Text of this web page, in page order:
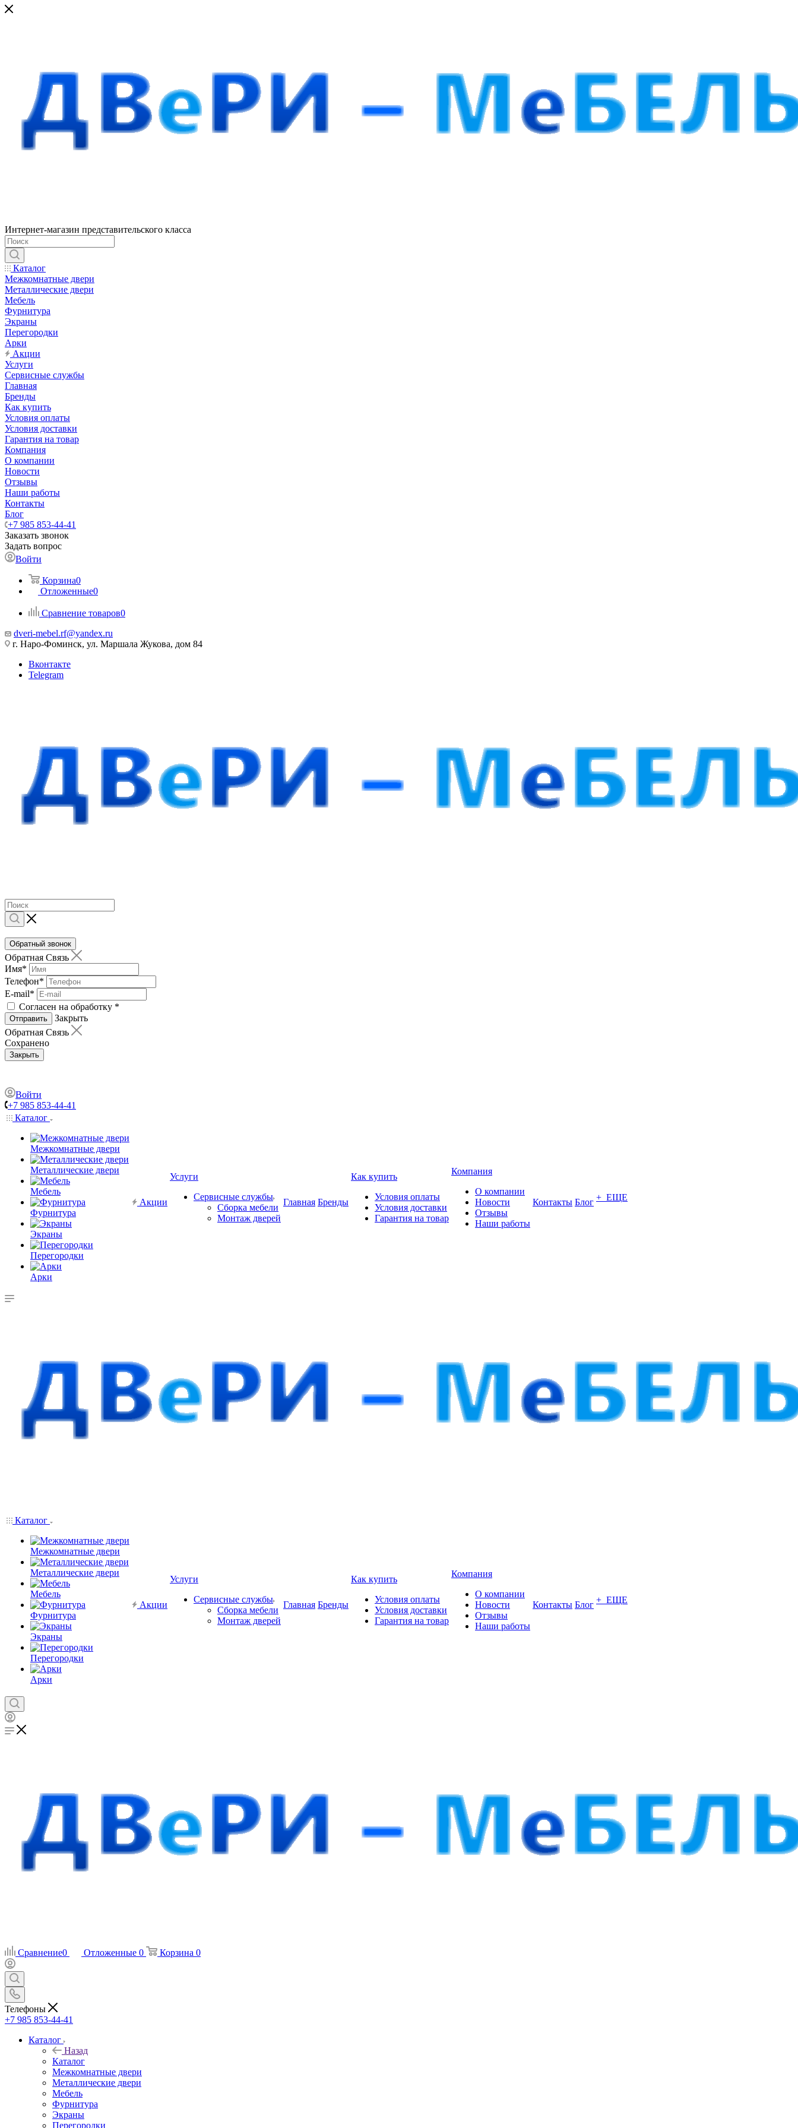
Интернет-магазин представительского класса
Каталог
Межкомнатные двери
Металлические двери
Мебель
Фурнитура
Экраны
Перегородки
Арки
Акции
Услуги
Сервисные службы
Главная
Бренды
Как купить
Условия оплаты
Условия доставки
Гарантия на товар
Компания
О компании
Новости
Отзывы
Наши работы
Контакты
Блог
+7 985 853-44-41
Заказать звонок
Задать вопрос
Войти
Корзина0
Отложенные0
Сравнение товаров0
dveri-mebel.rf@yandex.ru
г. Наро-Фоминск, ул. Маршала Жукова, дом 84
Вконтакте
Telegram
Обратный звонок
Обратная Связь
Имя*
Телефон*
E-mail*
Согласен на обработку *
Отправить
Закрыть
Обратная Связь
Сохранено
Закрыть
Войти
+7 985 853-44-41
Каталог
Межкомнатные двери
Металлические двери
Мебель
Фурнитура
Экраны
Перегородки
Арки
Акции
Услуги
Сервисные службы
Сборка мебели
Монтаж дверей
Главная Бренды
Как купить
Условия оплаты
Условия доставки
Гарантия на товар
Компания
О компании
Новости
Отзывы
Наши работы
Контакты Блог + ЕЩЕ
Каталог
Межкомнатные двери
Металлические двери
Мебель
Фурнитура
Экраны
Перегородки
Арки
Акции
Услуги
Сервисные службы
Сборка мебели
Монтаж дверей
Главная Бренды
Как купить
Условия оплаты
Условия доставки
Гарантия на товар
Компания
О компании
Новости
Отзывы
Наши работы
Контакты Блог + ЕЩЕ
Сравнение0 Отложенные 0 Корзина 0
Телефоны
+7 985 853-44-41
Каталог
Назад
Каталог
Межкомнатные двери
Металлические двери
Мебель
Фурнитура
Экраны
Перегородки